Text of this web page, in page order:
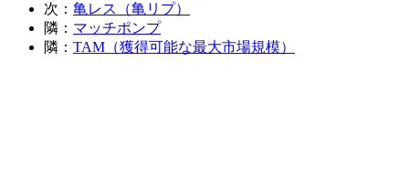
次： 亀レス（亀リプ）
隣： マッチポンプ
隣： TAM（獲得可能な最大市場規模）